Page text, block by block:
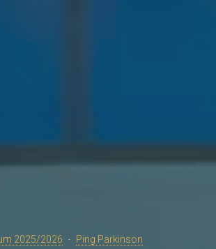
2025/2026 Ping Parkinson